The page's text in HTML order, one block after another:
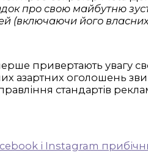
про свою майбутню
(включаючи його
привертають увагу
азартних оголошень
стандартів
і Instagram